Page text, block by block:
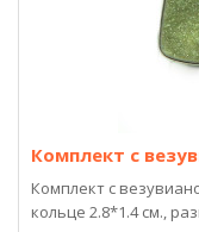
Комплект с
Комплект с
кольце 2.8*1.4 см.,